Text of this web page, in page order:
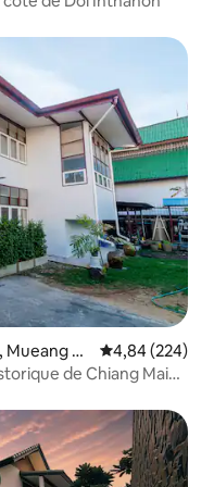
Mueang C
Évaluation
4,84 (224)
de Chiang Mai